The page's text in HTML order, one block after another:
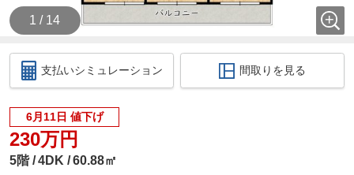
1 / 14
支払いシミュレーション 間取りを見る
6月11日 値下げ
230万円
5階 4DK 60.88㎡